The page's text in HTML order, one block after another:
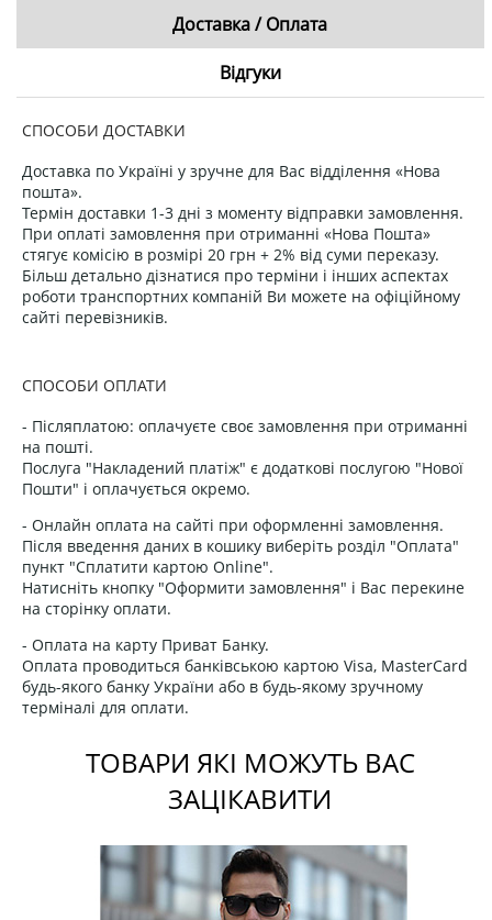
Доставка / Оплата
Відгуки
СПОСОБИ ДОСТАВКИ
Доставка по Україні у зручне для Вас відділення «Нова
пошта».
Термін доставки 1-3 дні з моменту відправки замовлення.
При оплаті замовлення при отриманні «Нова Пошта»
стягує комісію в розмірі 20 грн + 2% від суми переказу.
Більш детально дізнатися про терміни і інших аспектах
роботи транспортних компаній Ви можете на офіційному
сайті перевізників.
СПОСОБИ ОПЛАТИ
- Післяплатою: оплачуєте своє замовлення при отриманні
на пошті.
Послуга "Накладений платіж" є додаткові послугою "Нової
Пошти" і оплачується окремо.
- Онлайн оплата на сайті при оформленні замовлення.
Після введення даних в кошику виберіть розділ "Оплата"
пункт "Сплатити картою Online".
Натисніть кнопку "Оформити замовлення" і Вас перекине
на сторінку оплати.
- Оплата на карту Приват Банку.
Оплата проводиться банківською картою Visa, MasterCard
будь-якого банку України або в будь-якому зручному
терміналі для оплати.
ТОВАРИ ЯКІ МОЖУТЬ ВАС
ЗАЦІКАВИТИ